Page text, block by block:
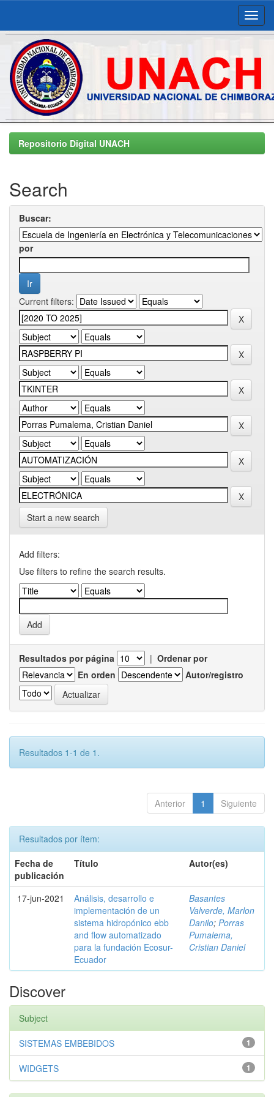
Skip
navigationRepositorio Digital UNACH
Search
Buscar:
por
Current filters:
Start a new search
Add filters:
Use filters to refine the search results.
Resultados por página | Ordenar por
En orden
Autor/registro
Resultados 1-1 de 1.
Anterior 1 Siguiente
Resultados por ítem:
Fecha de
publicación
Título Autor(es)
17-jun-2021
Análisis, desarrollo e
implementación de un
sistema hidropónico ebb
and flow automatizado
para la fundación Ecosur-
Ecuador
Basantes
Valverde, Marlon
Danilo; Porras
Pumalema,
Cristian Daniel
Discover
Subject
1
SISTEMAS EMBEBIDOS
1
WIDGETS